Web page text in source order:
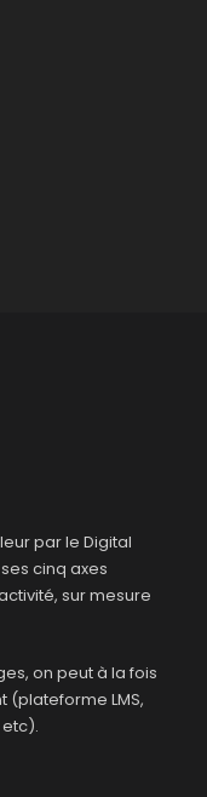
par le Digital
cinq axes
sur mesure
on peut à la fois
LMS,